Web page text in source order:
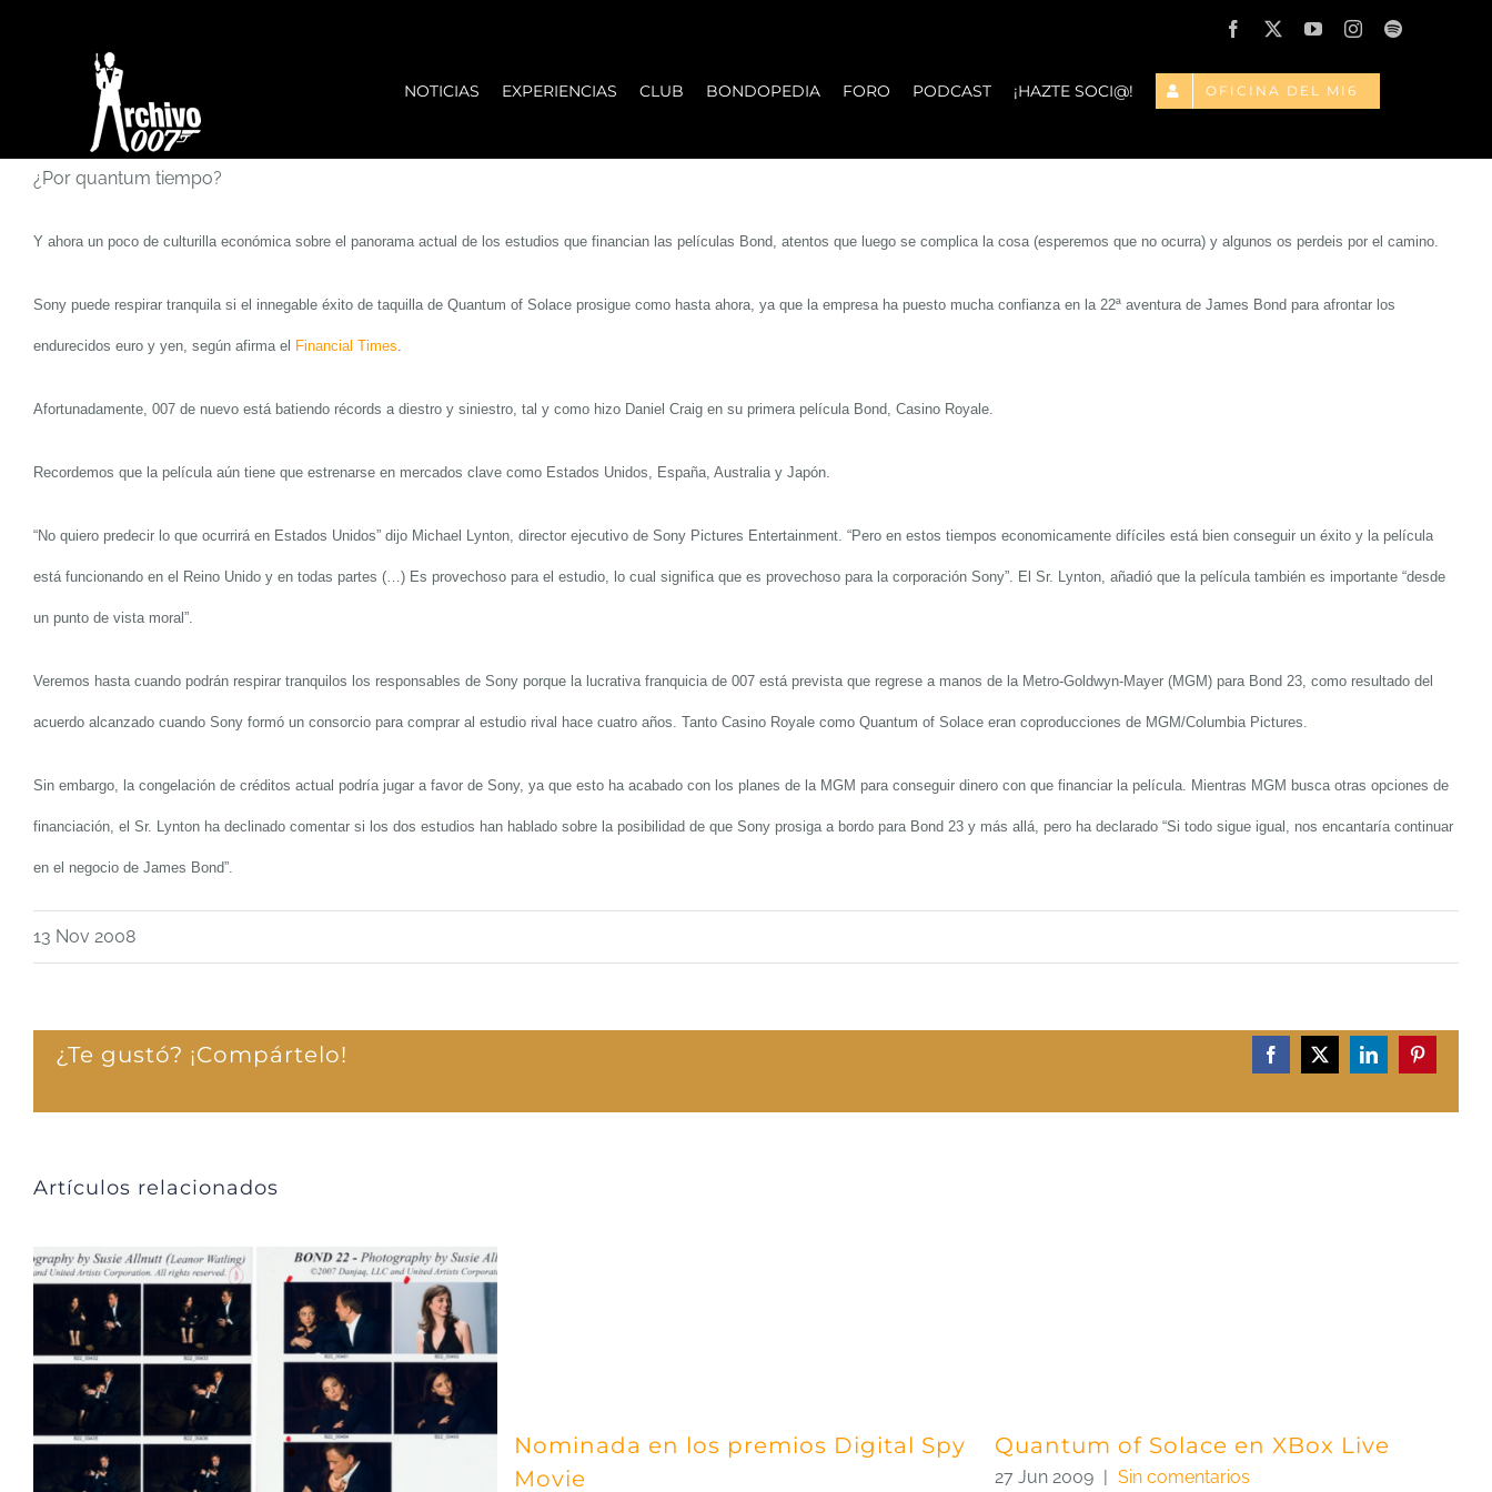
Facebook
X YouTubeInstagramSpotify
NOTICIAS EXPERIENCIAS CLUB BONDOPEDIA FORO PODCAST ¡HAZTE SOCI@! OFICINA DEL MI6
¿Por quantum tiempo?
Y ahora un poco de culturilla económica sobre el panorama actual de los estudios que financian las pel ículas Bond, atentos que luego se complica la cosa (esperemos que no ocurra) y algunos os perdeis por el camino.
Sony puede respirar tranquila si el innegable éxito de taquilla de Quantum of Solace prosigue como hasta ahora, ya que la empresa ha puesto mucha confianza en la 22ª aventura de James Bond para afrontar los
endurecidos euro y yen, según afirma el Financial Times.
Afortunadamente, 007 de nuevo está batiendo récords a diestro y siniestro, tal y como hizo Daniel Craig en su primera película Bond, Casino Royale.
Recordemos que la película aún tiene que estrenarse en mercados clave como Estados Unidos, España, Australia y Japón.
“No quiero predecir lo que ocurrirá en Estados Unidos” dijo Michael Lynton, director ejecutivo de Sony Pictures Entertainment. “Pero en estos tiempos economicamente difíciles está bien conseguir un éxito y la película
está funcionando en el Reino Unido y en todas partes (…) Es provechoso para el estudio, lo cual significa que es provechoso para la corporación Sony”. El Sr. Lynton, añadió que la película también es importante “desde
un punto de vista moral”.
Veremos hasta cuando podrán respirar tranquilos los responsables de Sony porque la lucrativa franquicia de 007 está prevista que regrese a manos de laMetro-Goldwyn-Mayer (MGM) para Bond 23, como resultado del
acuerdo alcanzado cuando Sony formó un consorcio para comprar al estudio rival hace cuatro años. Tanto Casino Royale como Quantum of Solace eran coproducciones de MGM/Columbia Pictures.
Sin embargo, la congelación de créditos actual podría jugar a favor de Sony, ya que esto ha acabado con los planes de la MGM para conseguir dinero con que financiar la película. Mientras MGM busca otras opciones de
financiación, el Sr. Lynton ha declinado comentar si los dos estudios han hablado sobre la posibilidad de que Sony prosiga a bordo para Bond 23 y más allá, pero ha declarado “Si todo sigue igual , nos encantaría continuar
en el negocio de James Bond”.
13 Nov 2008
¿Te gustó? ¡Compártelo! Facebook
X LinkedInPinterest
Artículos relacionados
Nominada en los premios Digital Spy
Movie
Quantum of Solace en XBox Live
27 Jun 2009 Sin comentarios